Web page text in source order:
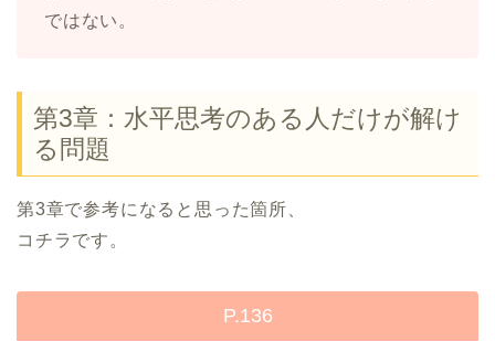
ではない。
第3章：水平思考のある人だけが解け
る問題
第3章で参考になると思った箇所、
コチラです。
P.136